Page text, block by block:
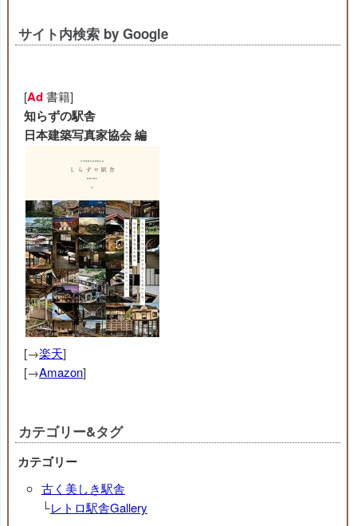
サイト内検索 by Google
[Ad書籍]
知らずの駅舎
日本建築写真家協会 編
[→楽天]
[→Amazon]
カテゴリー&タグ
カテゴリー
古く美しき駅舎
└レトロ駅舎Gallery